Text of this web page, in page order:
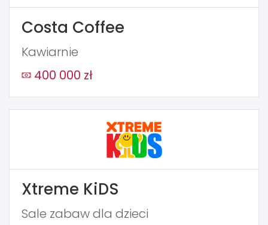
Costa Coffee
Kawiarnie
400 000 zł
Xtreme KiDS
Sale zabaw dla dzieci